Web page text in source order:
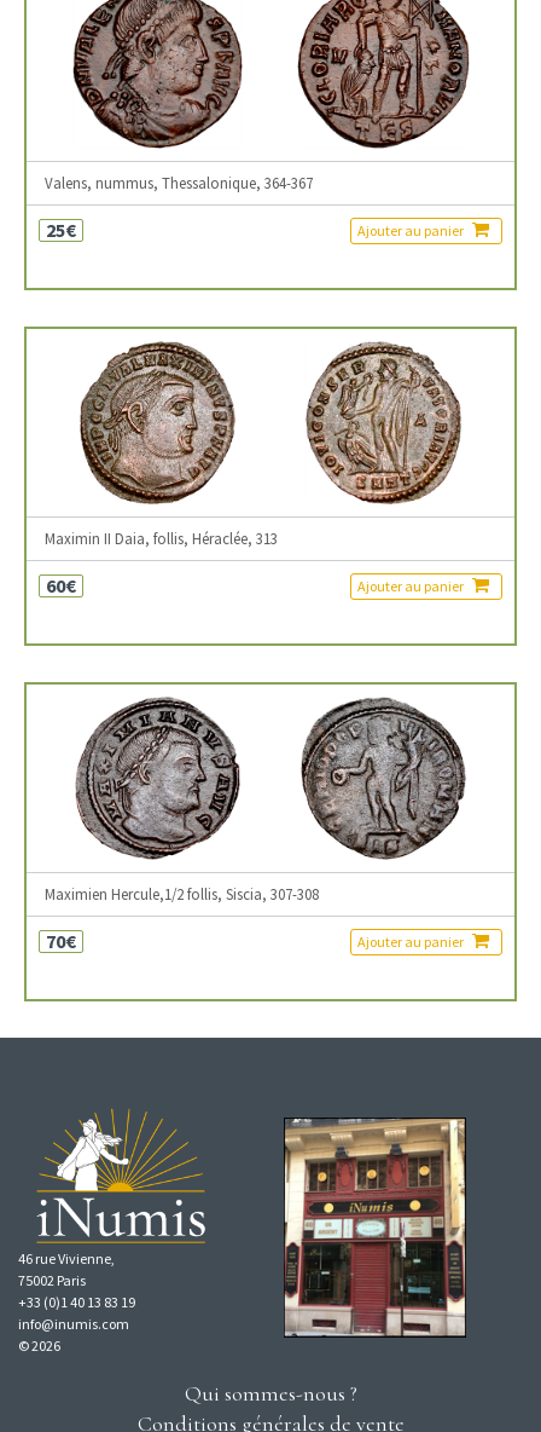
Valens, nummus, Thessalonique, 364-367
25€ Ajouter au panier
Maximin II Daia, follis, Héraclée, 313
60€ Ajouter au panier
Maximien Hercule,1/2 follis, Siscia, 307-308
70€ Ajouter au panier
46 rue Vivienne,
75002 Paris
+33 (0)1 40 13 83 19
info@inumis.com
© 2026
Qui sommes-nous ?
Conditions générales de vente